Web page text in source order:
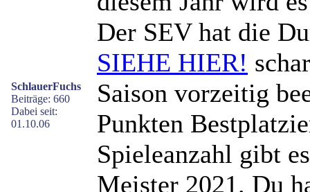
SchlauerFuchs
Beiträge: 660
Dabei seit:
01.10.06
Der SEV hat die
SIEHE HIER!
Saison vorzeitig
Punkten
Spieleanzahl gibt
Meister 2021. Du